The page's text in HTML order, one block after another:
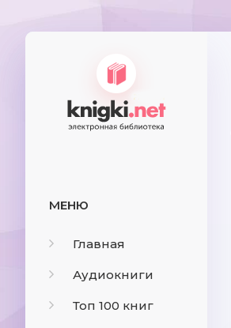
МЕНЮ
Главная
Аудиокниги
Топ 100 книг